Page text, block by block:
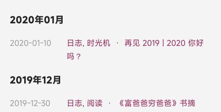
2020年01月
2020-01-10 日志, 时光机 · 再见 2019 | 2020 你好
吗？
2019年12月
2019-12-30 日志, 阅读 ·
《富爸爸穷爸爸》书摘